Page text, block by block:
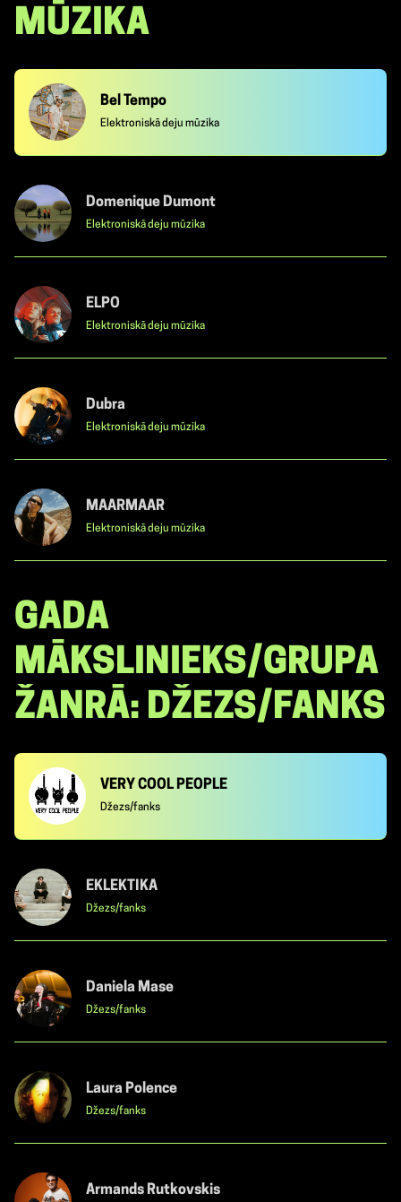
MŪZIKA
Bel Tempo
Elektroniskā deju mūzika
Domenique Dumont
Elektroniskā deju mūzika
ELPO
Elektroniskā deju mūzika
Dubra
Elektroniskā deju mūzika
MAARMAAR
Elektroniskā deju mūzika
GADA
MĀKSLINIEKS/GRUPA
ŽANRĀ: DŽEZS/FANKS
VERY COOL PEOPLE
Džezs/fanks
EKLEKTIKA
Džezs/fanks
Daniela Mase
Džezs/fanks
Laura Polence
Džezs/fanks
Armands Rutkovskis